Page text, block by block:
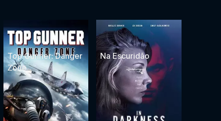
Top Gunner: Danger
Zone
Na Escuridão